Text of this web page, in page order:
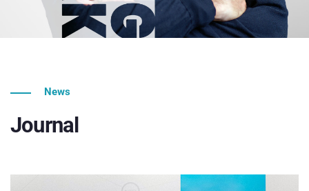
News
Journal